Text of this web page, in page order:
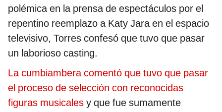
polémica en la prensa de espectáculos por el
repentino reemplazo a Katy Jara en el espacio
televisivo, Torres confesó que tuvo que pasar
un laborioso casting.
La cumbiambera comentó que tuvo que pasar
el proceso de selección con reconocidas
figuras musicales y que fue sumamente